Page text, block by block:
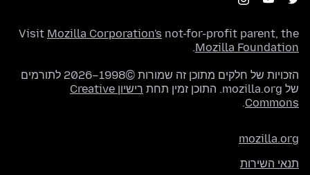
Visit Mozilla Corporation's not-for-profit parent, the
Mozilla Foundation
.
הזכויות של חלקים מתוכן זה שמורות ©1998–2026 לתורמים
של mozilla.org. התוכן זמין תחת
רישיון Creative
Commons
.
mozilla.org
תנאי השירות